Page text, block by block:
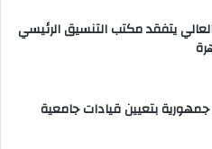
العالي يتفقد مكتب التنسيق الرئيسي
بتعيين قيادات جامعية